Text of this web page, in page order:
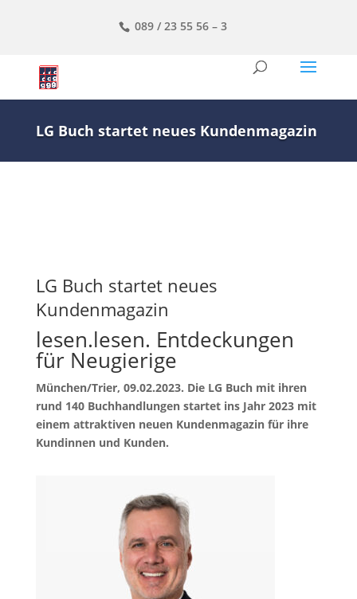
089 / 23 55 56 – 3
LG Buch startet neues Kundenmagazin
LG Buch startet neues
Kundenmagazin
lesen.lesen. Entdeckungen
für Neugierige
München/Trier, 09.02.2023. Die LG Buch mit ihren
rund 140 Buchhandlungen startet ins Jahr 2023 mit
einem attraktiven neuen Kundenmagazin für ihre
Kundinnen und Kunden.